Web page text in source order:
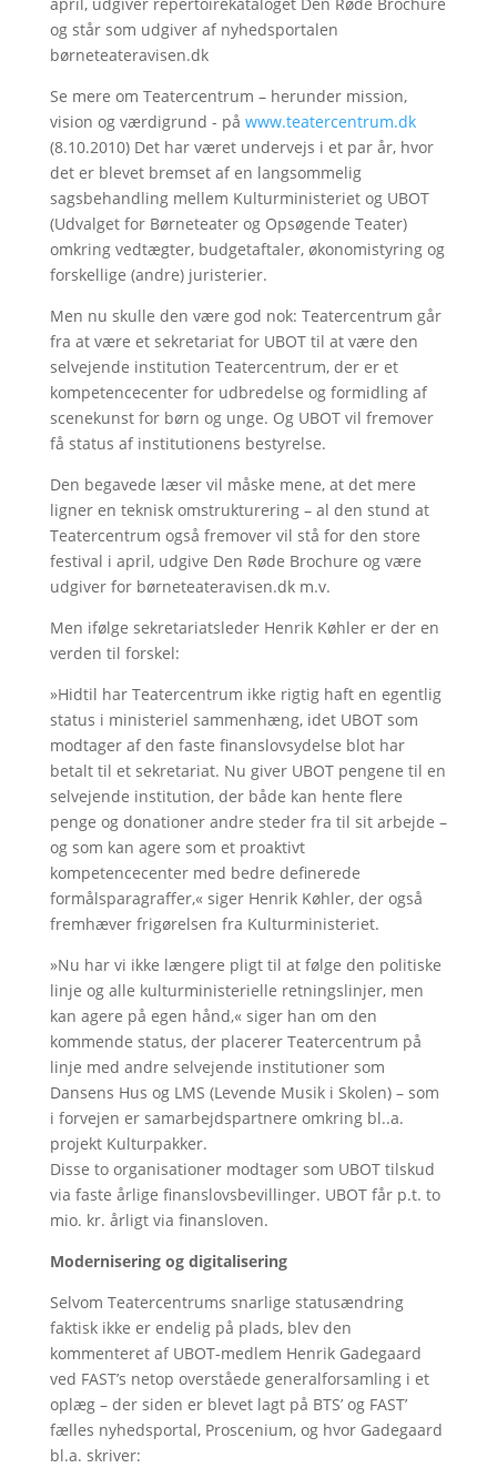
april, udgiver repertoirekataloget Den Røde Brochure
og står som udgiver af nyhedsportalen
børneteateravisen.dk
Se mere om Teatercentrum – herunder mission,
vision og værdigrund - på www.teatercentrum.dk
(8.10.2010) Det har været undervejs i et par år, hvor
det er blevet bremset af en langsommelig
sagsbehandling mellem Kulturministeriet og UBOT
(Udvalget for Børneteater og Opsøgende Teater)
omkring vedtægter, budgetaftaler, økonomistyring og
forskellige (andre) juristerier.
Men nu skulle den være god nok: Teatercentrum går
fra at være et sekretariat for UBOT til at være den
selvejende institution Teatercentrum, der er et
kompetencecenter for udbredelse og formidling af
scenekunst for børn og unge. Og UBOT vil fremover
få status af institutionens bestyrelse.
Den begavede læser vil måske mene, at det mere
ligner en teknisk omstrukturering – al den stund at
Teatercentrum også fremover vil stå for den store
festival i april, udgive Den Røde Brochure og være
udgiver for børneteateravisen.dk m.v.
Men ifølge sekretariatsleder Henrik Køhler er der en
verden til forskel:
»Hidtil har Teatercentrum ikke rigtig haft en egentlig
status i ministeriel sammenhæng, idet UBOT som
modtager af den faste finanslovsydelse blot har
betalt til et sekretariat. Nu giver UBOT pengene til en
selvejende institution, der både kan hente flere
penge og donationer andre steder fra til sit arbejde –
og som kan agere som et proaktivt
kompetencecenter med bedre definerede
formålsparagraffer,« siger Henrik Køhler, der også
fremhæver frigørelsen fra Kulturministeriet.
»Nu har vi ikke længere pligt til at følge den politiske
linje og alle kulturministerielle retningslinjer, men
kan agere på egen hånd,« siger han om den
kommende status, der placerer Teatercentrum på
linje med andre selvejende institutioner som
Dansens Hus og LMS (Levende Musik i Skolen) – som
i forvejen er samarbejdspartnere omkring bl..a.
projekt Kulturpakker.
Disse to organisationer modtager som UBOT tilskud
via faste årlige finanslovsbevillinger. UBOT får p.t. to
mio. kr. årligt via finansloven.
Modernisering og digitalisering
Selvom Teatercentrums snarlige statusændring
faktisk ikke er endelig på plads, blev den
kommenteret af UBOT-medlem Henrik Gadegaard
ved FAST’s netop overståede generalforsamling i et
oplæg – der siden er blevet lagt på BTS’ og FAST’
fælles nyhedsportal, Proscenium, og hvor Gadegaard
bl.a. skriver: